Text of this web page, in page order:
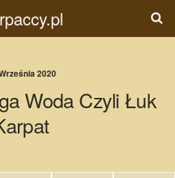
2020
Woda Czyli Łuk